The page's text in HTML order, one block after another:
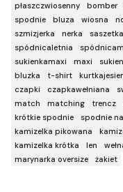
płaszczwiosenny
bomber
spodnie
bluza wiosna
szmizjerka
nerka saszetka
spódnicaletnia
sukienkamaxi
maxi
bluzka
t-shirt
czapki
czapkawełniana
match
matching trencz
krótkie spodnie
spodnie
kamizelka pikowana
kamizelka krótka
len
marynarka oversize
żakiet